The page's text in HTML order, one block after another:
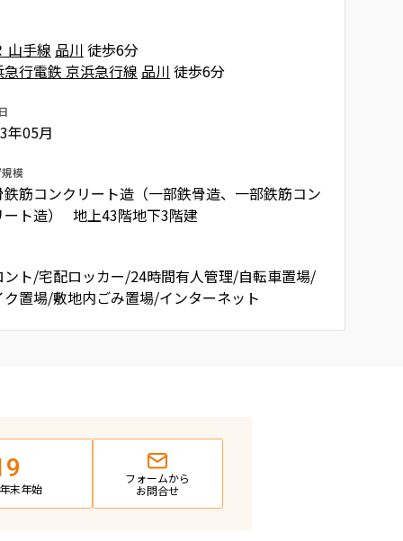
山手線 品川 徒歩6分
急行電鉄 京浜急行線 品川 徒歩6分
年05月
模
鉄筋コンクリート造（一部鉄骨造、一部鉄筋コン
ート造） 地上43階地下3階建
ント/宅配ロッカー/24時間有人管理/自転車置場/
ク置場/敷地内ごみ置場/インターネット
末年始
フォームから
お問合せ